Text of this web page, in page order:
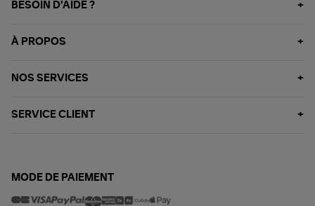
BESOIN D'AIDE ?
À PROPOS
NOS SERVICES
SERVICE CLIENT
MODE DE PAIEMENT